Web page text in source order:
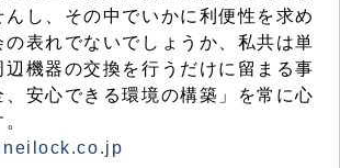
んし、その中でいかに利便性を求め
の表れでないでしょうか、私共は単
辺機器の交換を行うだけに留まる事
、安心できる環境の構築」を常に心